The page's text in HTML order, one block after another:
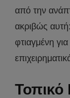
από την
ακριβώς
φτιαγμένη
Τοπικό